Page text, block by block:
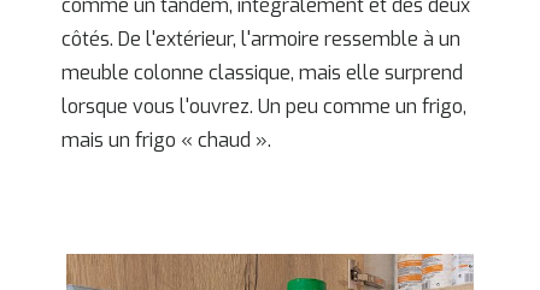
côtés. De l'extérieur, l'armoire ressemble à un
meuble colonne classique, mais elle surprend
lorsque vous l'ouvrez. Un peu comme un frigo,
mais un frigo « chaud ».